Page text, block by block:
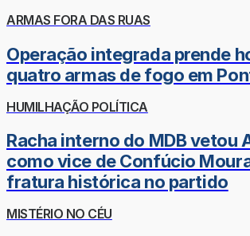
ARMAS FORA DAS RUAS
Operação integrada prende
quatro armas de fogo em
HUMILHAÇÃO POLÍTICA
Racha interno do MDB vetou
como vice de Confúcio
fratura histórica no partido
MISTÉRIO NO CÉU